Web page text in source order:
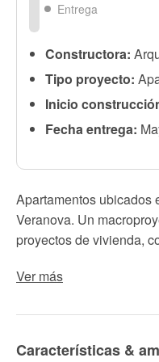
Entrega
Constructora:
Tipo proyecto:
Inicio
Fecha entrega:
Apartamentos ubicados
Veranova. Un
proyectos de vivienda,
Ver más
Características &